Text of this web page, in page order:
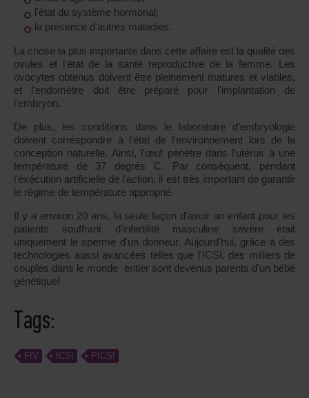
l'état du système hormonal;
la présence d'autres maladies.
La chose la plus importante dans cette affaire est la qualité des
ovules et l'état de la santé reproductive de la femme. Les
ovocytes obtenus doivent être pleinement matures et viables,
et l'endomètre doit être préparé pour l'implantation de
l'embryon.
De plus, les conditions dans le laboratoire d'embryologie
doivent correspondre à l'état de l'environnement lors de la
conception naturelle. Ainsi, l'œuf pénètre dans l'utérus à une
température de 37 degrés C. Par conséquent, pendant
l'exécution artificielle de l'action, il est très important de garantir
le régime de température approprié.
Il y a environ 20 ans, la seule façon d'avoir un enfant pour les
patients souffrant d'infertilité masculine sévère était
uniquement le sperme d'un donneur. Aujourd'hui, grâce à des
technologies aussi avancées telles que l'ICSI, des milliers de
couples dans le monde entier sont devenus parents d'un bébé
génétique!
Tags:
FIV ICSI PICSI